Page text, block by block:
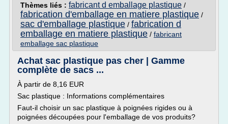
Thèmes liés : fabricant d emballage plastique /
fabrication d'emballage en matiere plastique /
sac d'emballage plastique / fabrication d
emballage en matiere plastique / fabricant
emballage sac plastique
Achat sac plastique pas cher | Gamme
complète de sacs ...
À partir de 8,16 EUR
Sac plastique : Informations complémentaires
Faut-il choisir un sac plastique à poignées rigides ou à
poignées découpées pour l'emballage de vos produits?